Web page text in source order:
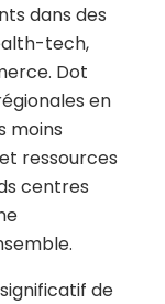
dans des
tech,
Dot
en
moins
ressources
centres
de